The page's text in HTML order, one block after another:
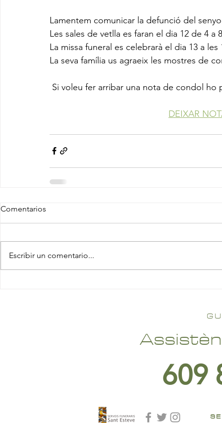
Lamentem comunicar la defunció del
Les sales de vetlla es faran el dia 12 de 4
La missa funeral es celebrarà el dia 13 a
La seva família us agraeix les mostres de
Si voleu fer arribar una nota de condol
DEIXAR
Comentarios
Escribir un comentario...
609